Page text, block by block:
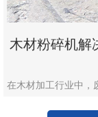
木材粉碎机解
在木材加工行业中，